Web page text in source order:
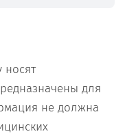
носят
для
не должна